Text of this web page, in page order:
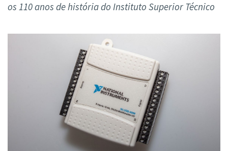
os 110 anos de história do Instituto Superior Técnico